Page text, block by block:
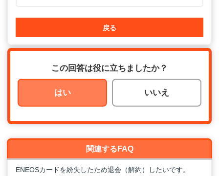
戻る
この回答は役に立ちましたか？
はい いいえ
関連するFAQ
ENEOSカードを紛失したため退会（解約）したいです。